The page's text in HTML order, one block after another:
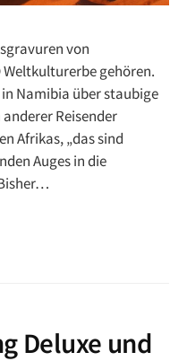
von
Weltkulturerbe gehören.
Namibia über staubige
Reisender
Afrikas, „das sind
Auges in die
Deluxe und